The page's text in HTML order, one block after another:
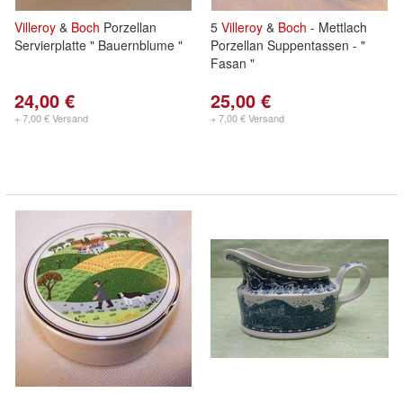
Villeroy & Boch Porzellan
Servierplatte " Bauernblume "
24,00 €
+ 7,00 € Versand
5 Villeroy & Boch - Mettlach
Porzellan Suppentassen - "
Fasan "
25,00 €
+ 7,00 € Versand